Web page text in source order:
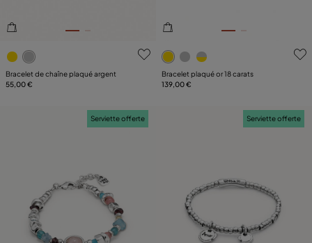
4,6 sur 5 Evaluation des clients
Bracelet de chaîne plaqué argent
55,00 €
5 sur 5 Evaluation des
Bracelet plaqué or 18 carats
139,00 €
Serviette offerte Serviette offerte